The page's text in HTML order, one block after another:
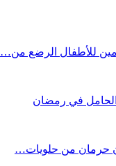
للأطفال الرضع من…